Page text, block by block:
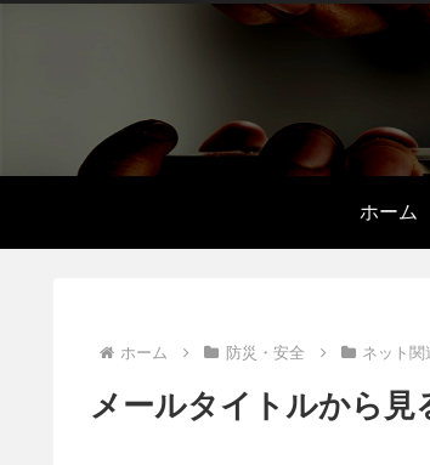
ホーム
ホーム 防災・安全 ネット関
メールタイトルから見